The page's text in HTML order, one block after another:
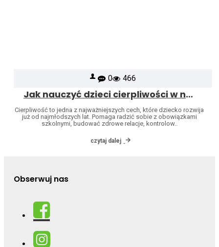
0 466
Jak nauczyć dzieci cierpliwości w naturalny sposób
Cierpliwość to jedna z najważniejszych cech, które dziecko rozwija
już od najmłodszych lat. Pomaga radzić sobie z obowiązkami
szkolnymi, budować zdrowe relacje, kontrolow..
czytaj dalej
Obserwuj nas